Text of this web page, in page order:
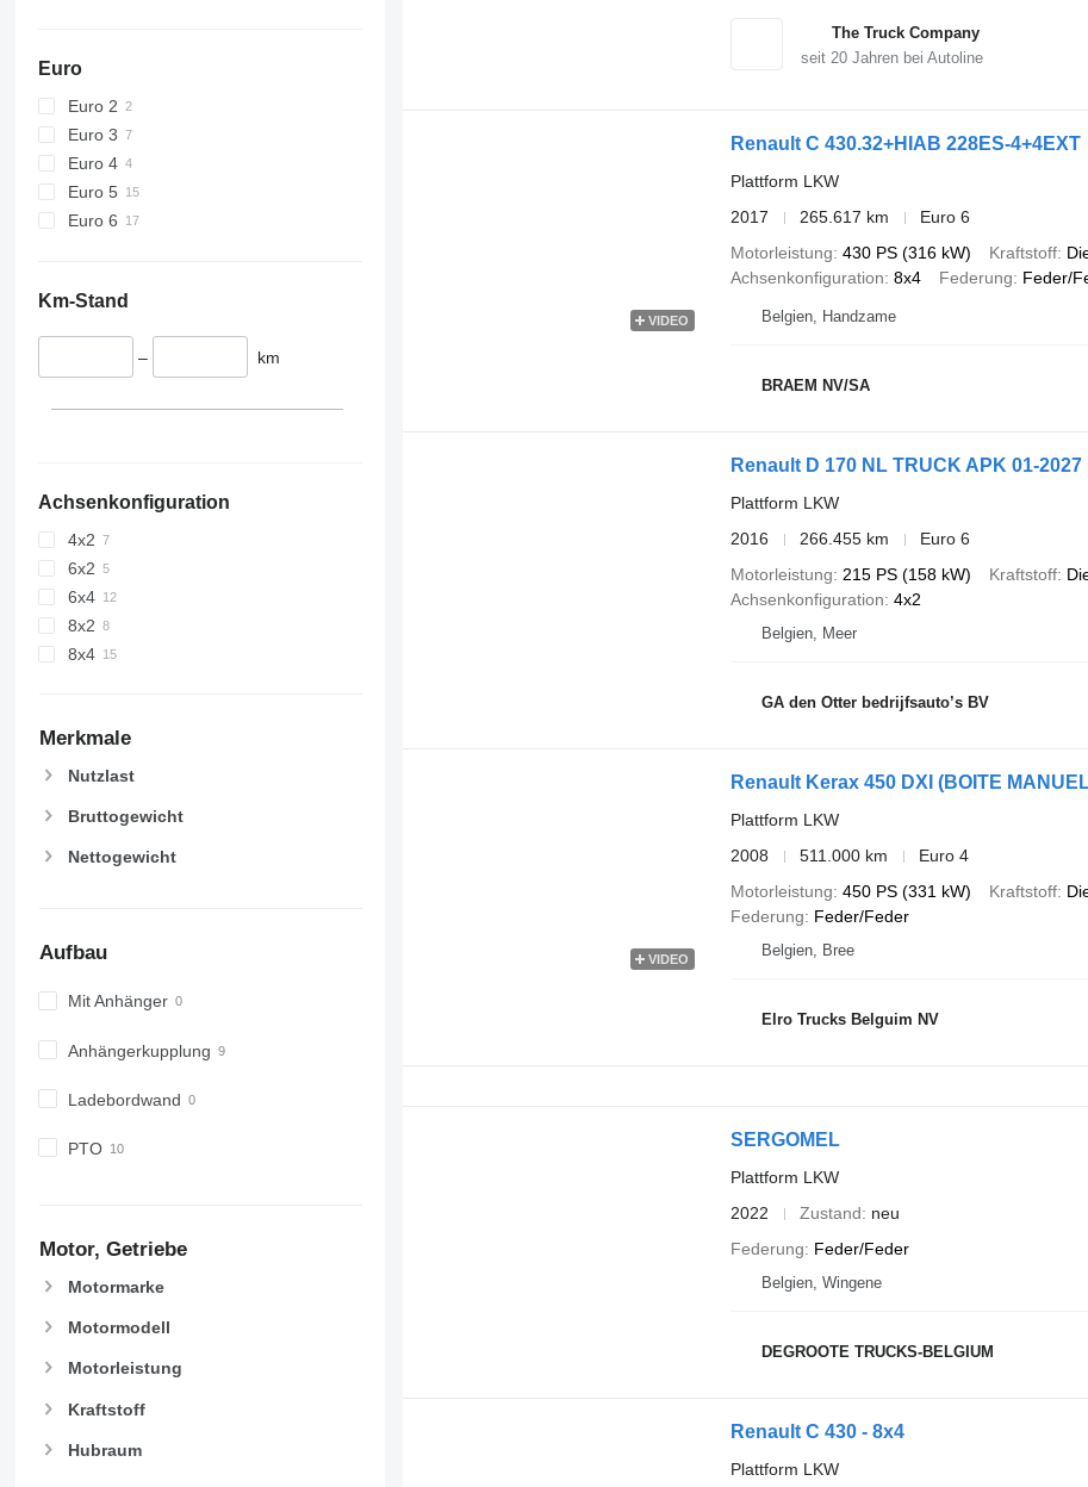
Euro
Euro 2
Euro 3
Euro 4
Euro 5
Euro 6
Km-Stand
– km
Achsenkonfiguration
4x2
6x2
6x4
8x2
8x4
Merkmale
Nutzlast
Bruttogewicht
Nettogewicht
Aufbau
Mit Anhänger
Anhängerkupplung
Ladebordwand
PTO
Motor, Getriebe
Motormarke
Motormodell
Motorleistung
Kraftstoff
Hubraum
The Truck Company
seit 20Jahren bei Autoline
VIDEO
Renault C 430.32+HIAB 228ES-4+4EXT
Plattform LKW
2017
265.617 km
Euro 6
Motorleistung 430 PS (316 kW) Kraftstoff
Achsenkonfiguration 8x4 Federung Feder/
Belgien, Handzame
BRAEM NV/SA
Renault D 170 NL TRUCK APK 01-2027
Plattform LKW
2016
266.455 km
Euro 6
Motorleistung 215 PS (158 kW) Kraftstoff
Achsenkonfiguration 4x2
Belgien, Meer
GA den Otter bedrijfsauto’s BV
VIDEO
Renault Kerax 450 DXI (BOITE
Plattform LKW
2008
511.000 km
Euro 4
Motorleistung 450 PS (331 kW) Kraftstoff
Federung
Feder/Feder
Belgien, Bree
Elro Trucks Belguim NV
SERGOMEL
Plattform LKW
2022
Zustand
neu
Federung
Feder/Feder
Belgien, Wingene
DEGROOTE TRUCKS-BELGIUM
Renault C 430 - 8x4
Plattform LKW